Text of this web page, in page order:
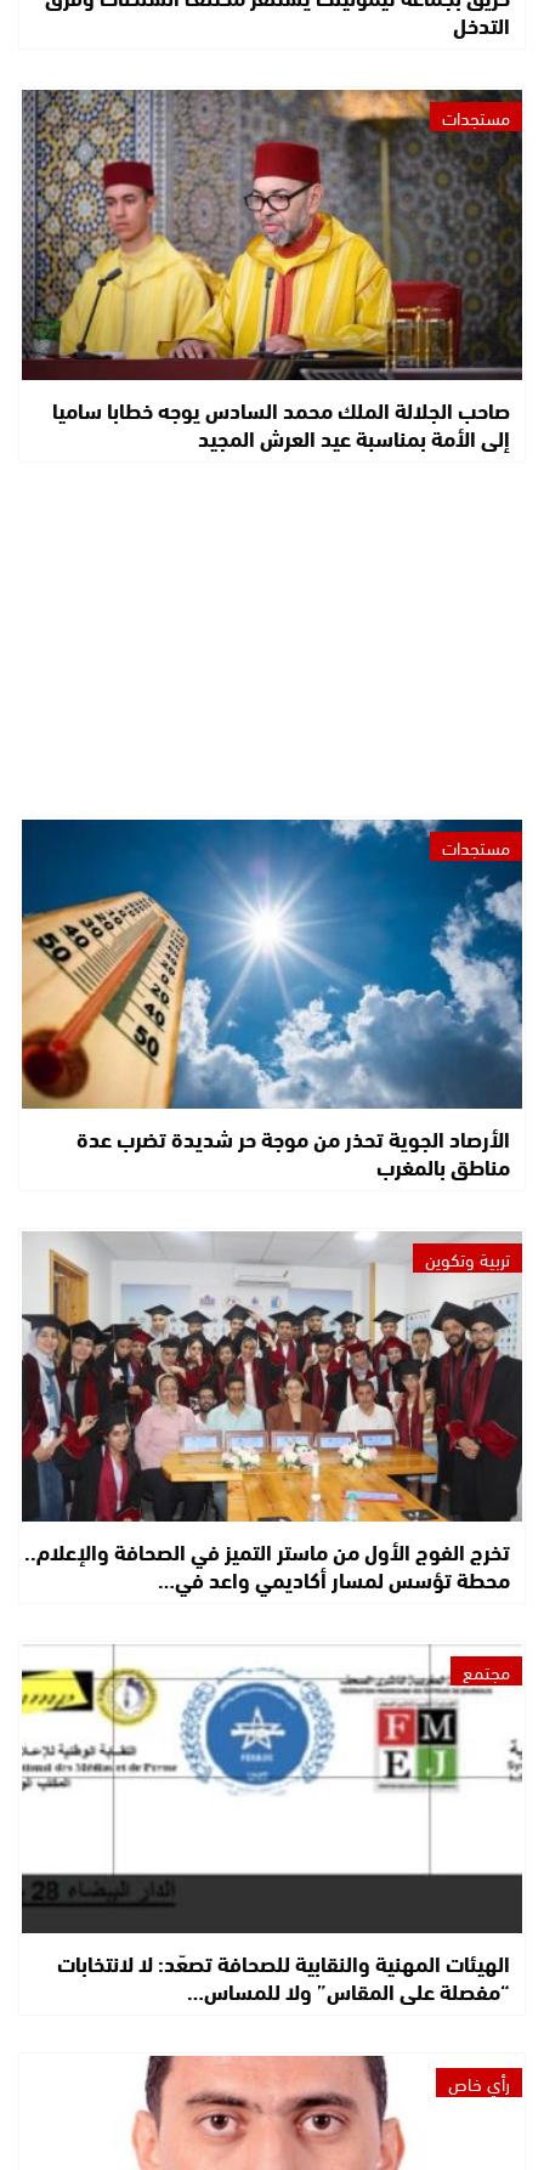
التدخل
مستجدات
صاحب الجلالة الملك محمد السادس يوجه خطابا ساميا
إلى الأمة بمناسبة عيد العرش المجيد
مستجدات
الأرصاد الجوية تحذر من موجة حر شديدة تضرب عدة
مناطق بالمغرب
تربية وتكوين
تخرج الفوج الأول من ماستر التميز في الصحافة والإعلام..
محطة تؤسس لمسار أكاديمي واعد في…
مجتمع
الهيئات المهنية والنقابية للصحافة تصعّد: لا لانتخابات
“مفصلة على المقاس” ولا للمساس…
رأي خاص